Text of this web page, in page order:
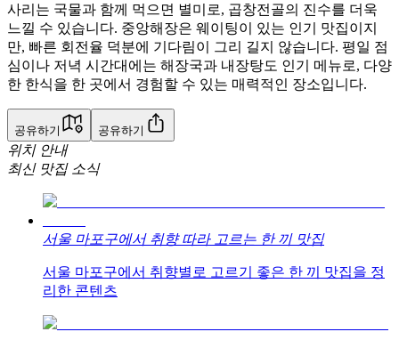
사리는 국물과 함께 먹으면 별미로, 곱창전골의 진수를 더욱
느낄 수 있습니다. 중앙해장은 웨이팅이 있는 인기 맛집이지
만, 빠른 회전율 덕분에 기다림이 그리 길지 않습니다. 평일 점
심이나 저녁 시간대에는 해장국과 내장탕도 인기 메뉴로, 다양
한 한식을 한 곳에서 경험할 수 있는 매력적인 장소입니다.
공유하기 공유하기
위치 안내
최신 맛집 소식
서울 마포구에서 취향 따라 고르는 한 끼 맛집
서울 마포구에서 취향별로 고르기 좋은 한 끼 맛집을 정
리한 콘텐츠